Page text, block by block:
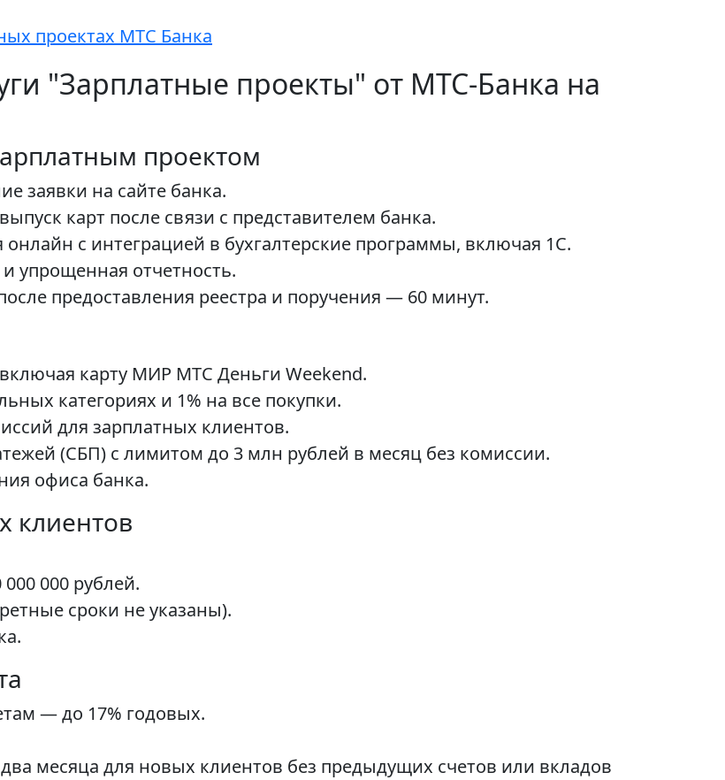
проектах МТС Банка
"Зарплатные проекты" от МТС-Банка на
проектом
заявки на сайте банка.
карт после связи с представителем банка.
с интеграцией в бухгалтерские программы, включая 1С.
упрощенная отчетность.
предоставления реестра и поручения — 60 минут.
карту МИР МТС Деньги Weekend.
категориях и 1% на все покупки.
для зарплатных клиентов.
(СБП) с лимитом до 3 млн рублей в месяц без комиссии.
офиса банка.
клиентов
000 рублей.
сроки не указаны).
— до 17% годовых.
месяца для новых клиентов без предыдущих счетов или вкладов